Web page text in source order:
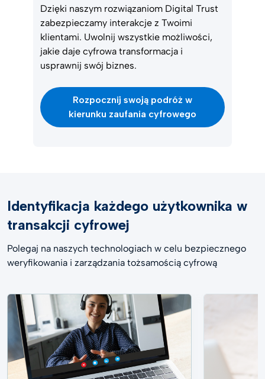
Dzięki naszym rozwiązaniom Digital Trust
zabezpieczamy interakcje z Twoimi
klientami. Uwolnij wszystkie możliwości,
jakie daje cyfrowa transformacja i
usprawnij swój biznes.
Rozpocznij swoją podróż w
kierunku zaufania cyfrowego
Identyfikacja każdego użytkownika w
transakcji cyfrowej
Polegaj na naszych technologiach w celu bezpiecznego
weryfikowania i zarządzania tożsamością cyfrową